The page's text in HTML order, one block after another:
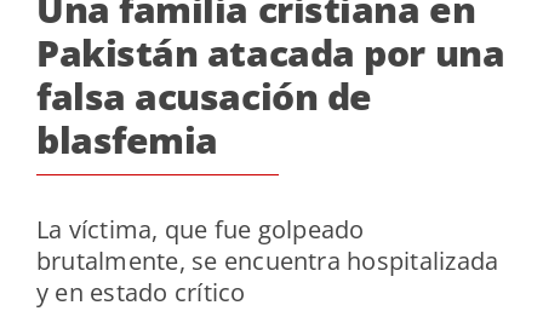
Pakistán atacada por una
falsa acusación de
blasfemia
La víctima, que fue golpeado
brutalmente, se encuentra hospitalizada
y en estado crítico